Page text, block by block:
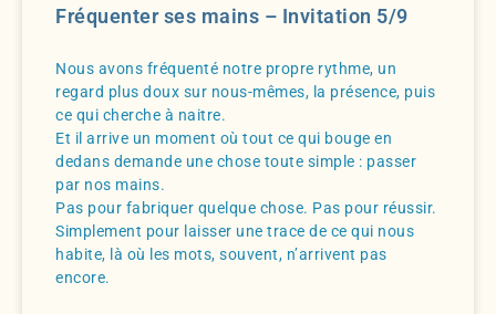
Fréquenter ses mains – Invitation 5/9
Nous avons fréquenté notre propre rythme, un
regard plus doux sur nous-mêmes, la présence, puis
ce qui cherche à naitre.
Et il arrive un moment où tout ce qui bouge en
dedans demande une chose toute simple : passer
par nos mains.
Pas pour fabriquer quelque chose. Pas pour réussir.
Simplement pour laisser une trace de ce qui nous
habite, là où les mots, souvent, n’arrivent pas
encore.